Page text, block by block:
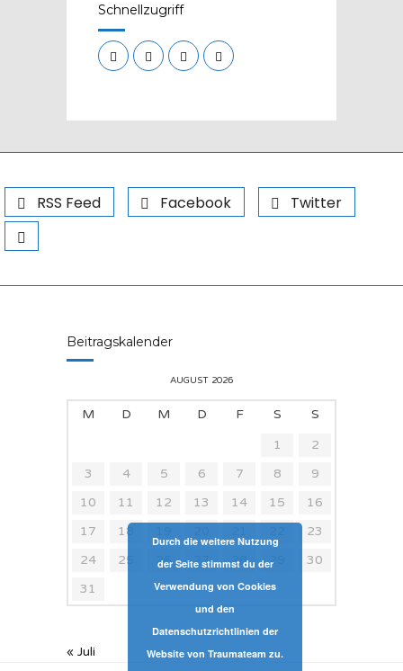
Schnellzugriff
RSS Feed Facebook Twitter
Beitragskalender
AUGUST 2026
M D M D F S
S
1
2
3
4 5 6 7 8
9
10
11 12 13 14 15
16
17
18
23
24
25 26 27 28 29
30
31
« Juli
Durch die weitere Nutzung
der Seite stimmst du der
Verwendung von Cookies
und den
Datenschutzrichtlinien der
Website von Traumateam zu.